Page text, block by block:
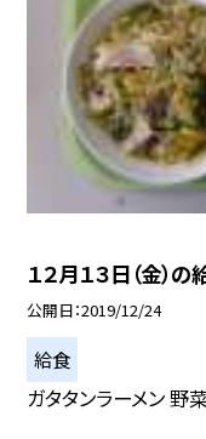
１２月１３日（金）の
公開日 2019/12/24
給食
ガタタンラーメン 野